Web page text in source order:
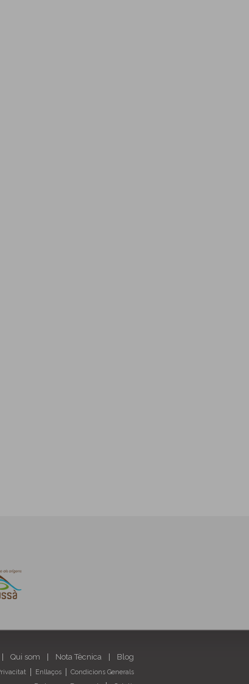
Qui som Nota Tècnica Blog
Enllaços
Condicions Generals